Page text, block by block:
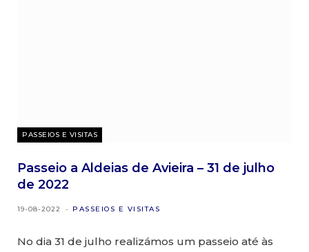
PASSEIOS E VISITAS
Passeio a Aldeias de Avieira – 31 de julho
de 2022
19-08-2022 PASSEIOS E VISITAS
No dia 31 de julho realizámos um passeio até às